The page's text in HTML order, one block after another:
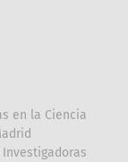
en la Ciencia